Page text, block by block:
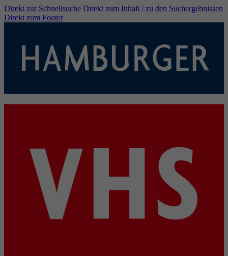
Direkt zur Schnellsuche Direkt zum Inhalt / zu den Suchergebnissen
Direkt zum Footer